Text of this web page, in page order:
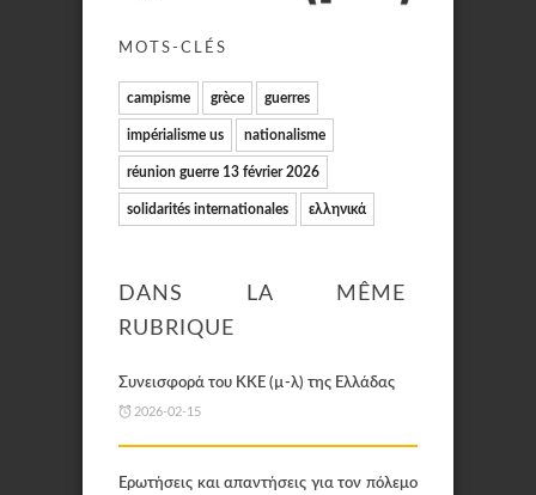
MOTS-CLÉS
campisme grèce guerres
impérialisme us nationalisme
réunion guerre 13 février 2026
solidarités internationales ελληνικά
DANS LA MÊME
RUBRIQUE
Συνεισφορά του KKE (µ-λ) της Ελλάδας
2026-02-15
Ερωτήσεις και απαντήσεις για τον πόλεμο